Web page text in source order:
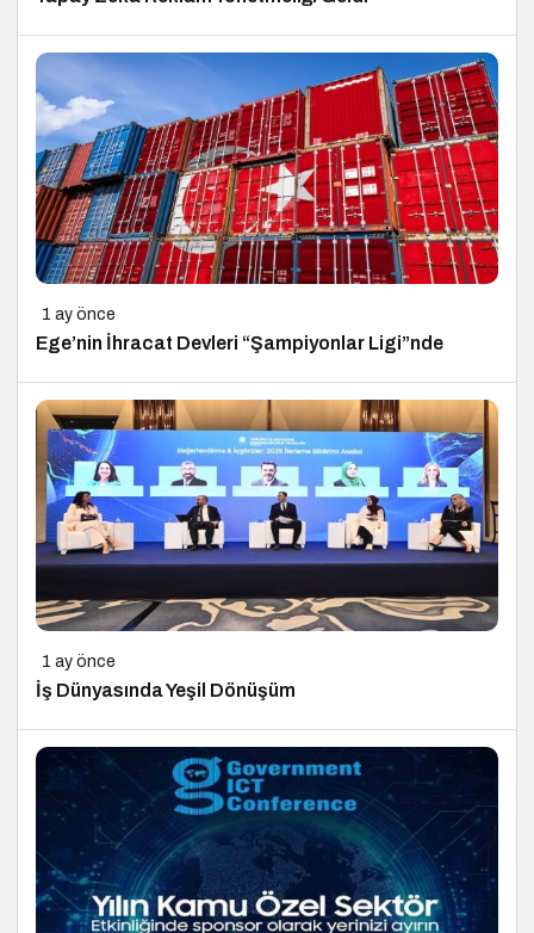
1 ay önce
Ege’nin İhracat Devleri “Şampiyonlar Ligi”nde
1 ay önce
İş Dünyasında Yeşil Dönüşüm